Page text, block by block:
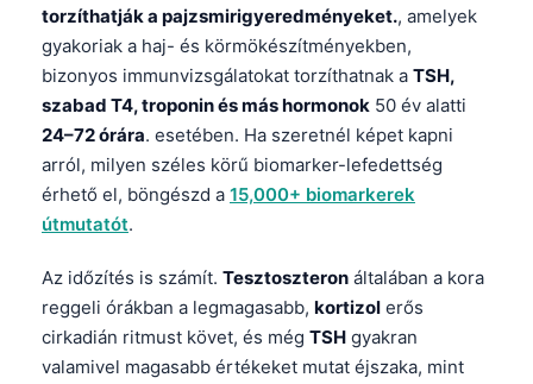
torzíthatják a pajzsmirigyeredményeket., amelyek
gyakoriak a haj- és körmökészítményekben,
bizonyos immunvizsgálatokat torzíthatnak a TSH,
szabad T4, troponin és más hormonok 50 év alatti
24–72 órára. esetében. Ha szeretnél képet kapni
arról, milyen széles körű biomarker-lefedettség
érhető el, böngészd a 15,000+ biomarkerek
útmutatót.
Az időzítés is számít. Tesztoszteron általában a kora
reggeli órákban a legmagasabb, kortizol erős
cirkadián ritmust követ, és még TSH gyakran
valamivel magasabb értékeket mutat éjszaka, mint